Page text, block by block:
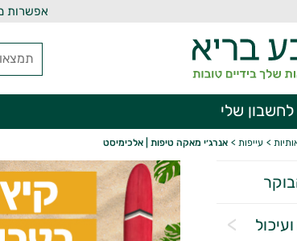
אפשרות
שלי
> עייפות > אנרג׳י מאקה טיפות | אלכימיסט